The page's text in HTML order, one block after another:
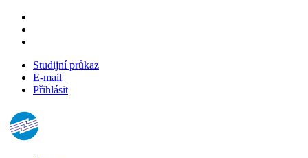
Studijní průkaz
E-mail
Přihlásit